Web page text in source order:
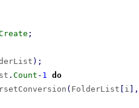
;
) ;
. Count - 1
do
( FolderList i
,